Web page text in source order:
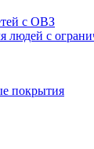
с ОВЗ
людей с
покрытия